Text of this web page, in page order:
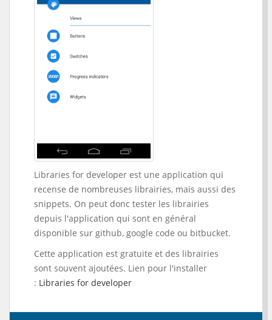
Libraries for developer est une application qui
recense de nombreuses librairies, mais aussi des
snippets. On peut donc tester les librairies
depuis l'application qui sont en général
disponible sur github, google code ou bitbucket.
Cette application est gratuite et des librairies
sont souvent ajoutées. Lien pour l'installer
: Libraries for developer